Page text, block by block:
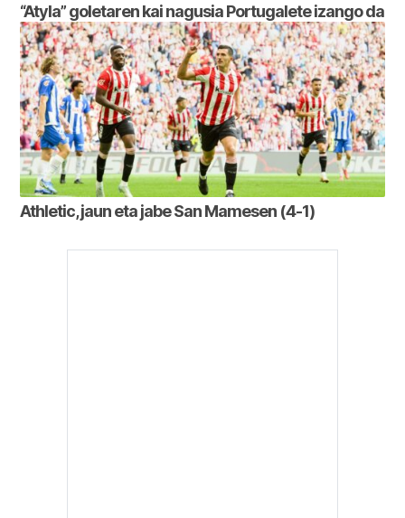
“Atyla” goletaren kai nagusia Portugalete izango da
Athletic, jaun eta jabe San Mamesen (4-1)